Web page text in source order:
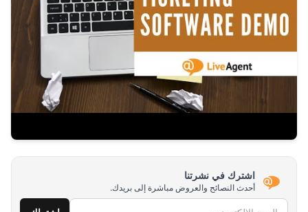
اشترك في نشرتنا
أحدث النصائح والعروض مباشرة إلى بريدك.
البريد الإلكتروني